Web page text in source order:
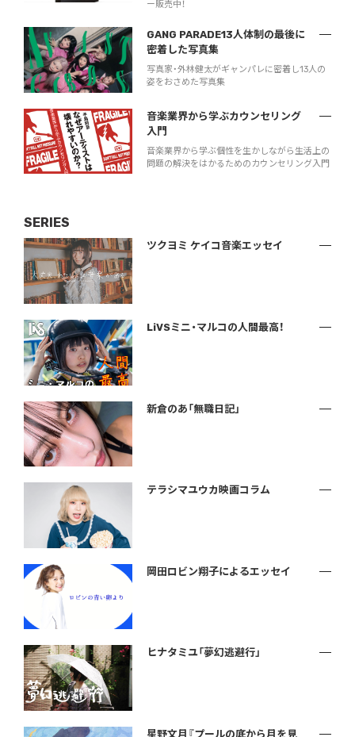
ー販売中！
GANG PARADE13人体制の最後に
密着した写真集
写真家・外林健太がギャンパレに密着し13人の
姿をおさめた写真集
音楽業界から学ぶカウンセリング
入門
音楽業界から学ぶ個性を生かしながら生活上の
問題の解決をはかるためのカウンセリング入門
SERIES
ツクヨミ ケイコ音楽エッセイ
LiVSミニ・マルコの人間最高！
新倉のあ「無職日記」
テラシマユウカ映画コラム
岡田ロビン翔子によるエッセイ
ヒナタミユ「夢幻逃避行」
星野文月『プールの底から月を見